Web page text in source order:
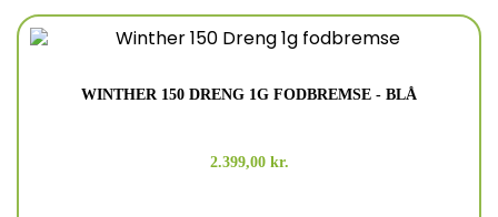
WINTHER 150 DRENG 1G FODBREMSE - BLÅ
2.399,00 kr.